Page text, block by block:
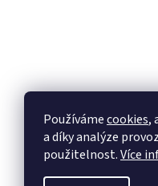
Používámecookies,
a díky analýze
použitelnost.Více